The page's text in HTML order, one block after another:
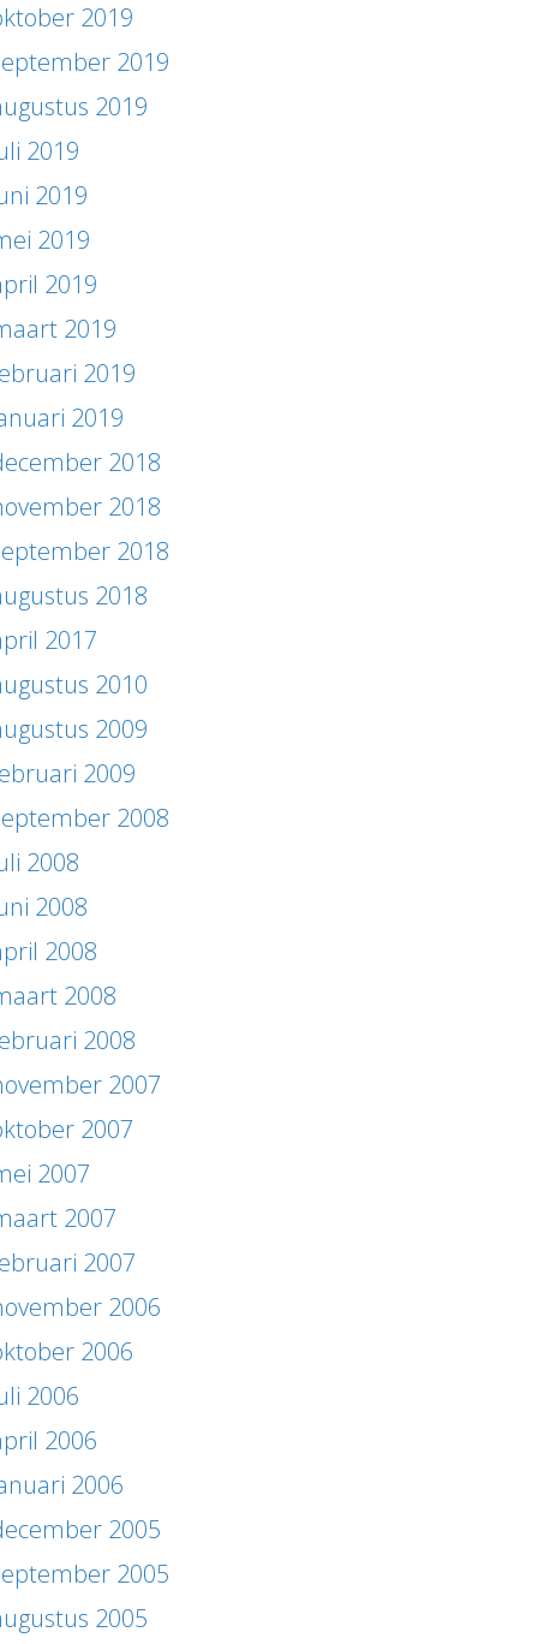
2019
2019
2019
2019
2019
2019
2019
2019
2019
2019
2018
2018
2018
2018
2017
2010
2009
2009
2008
2008
2008
2008
2008
2008
2007
2007
2007
2007
2007
2006
2006
2006
2006
2006
2005
2005
2005